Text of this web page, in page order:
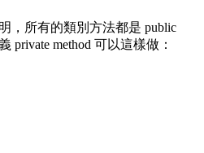
，所有的類別方法都是 public
private method 可以這樣做：